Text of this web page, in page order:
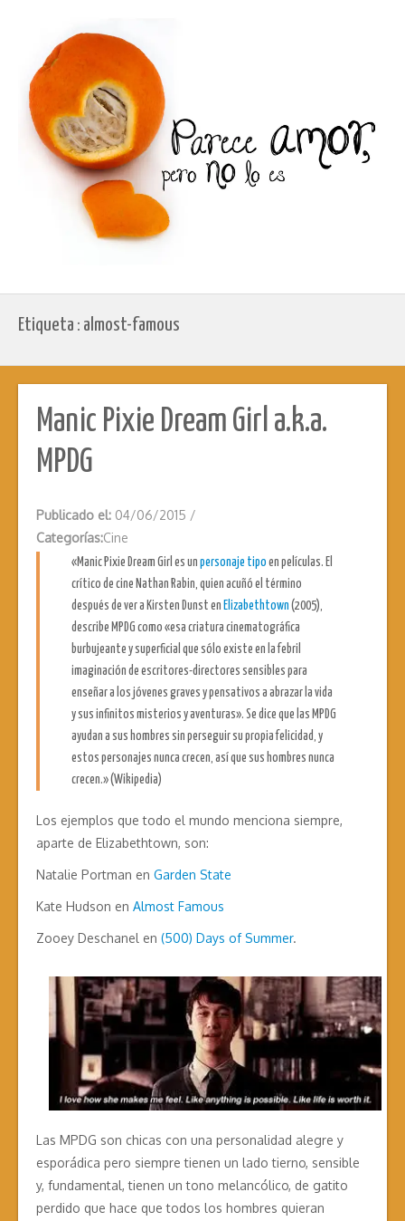
Etiqueta : almost-famous
Manic Pixie Dream Girl a.k.a.
MPDG
Publicado el: 04/06/2015 /
Categorías:Cine
«Manic Pixie Dream Girl es un personaje tipo en películas. El
crítico de cine Nathan Rabin, quien acuñó el término
después de ver a Kirsten Dunst en Elizabethtown (2005),
describe MPDG como «esa criatura cinematográfica
burbujeante y superficial que sólo existe en la febril
imaginación de escritores-directores sensibles para
enseñar a los jóvenes graves y pensativos a abrazar la vida
y sus infinitos misterios y aventuras». Se dice que las MPDG
ayudan a sus hombres sin perseguir su propia felicidad, y
estos personajes nunca crecen, así que sus hombres nunca
crecen.» (Wikipedia)
Los ejemplos que todo el mundo menciona siempre,
aparte de Elizabethtown, son:
Natalie Portman en Garden State
Kate Hudson en Almost Famous
Zooey Deschanel en (500) Days of Summer.
Las MPDG son chicas con una personalidad alegre y
esporádica pero siempre tienen un lado tierno, sensible
y, fundamental, tienen un tono melancólico, de gatito
perdido que hace que todos los hombres quieran